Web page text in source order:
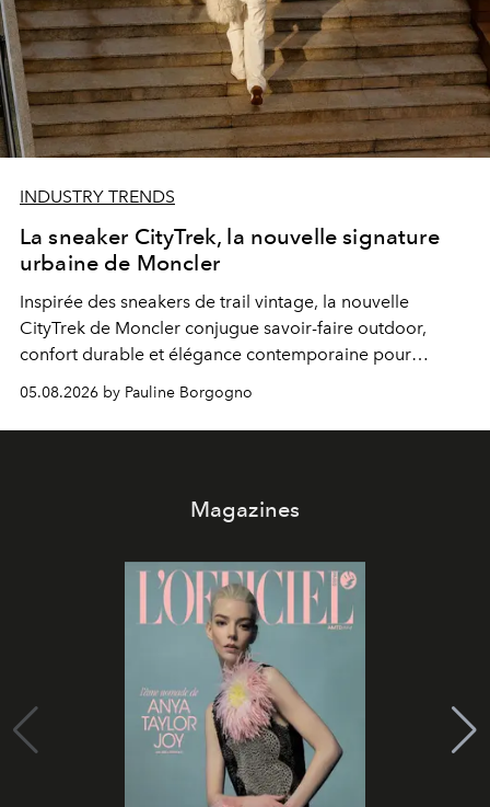
INDUSTRY TRENDS
La sneaker CityTrek, la nouvelle signature
urbaine de Moncler
Inspirée des sneakers de trail vintage, la nouvelle
CityTrek de Moncler conjugue savoir-faire outdoor,
confort durable et élégance contemporaine pour
accompagner les explorations du quotidien.
05.08.2026 by Pauline Borgogno
Magazines